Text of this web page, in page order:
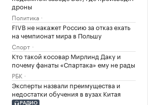
дроны
Политика
FIVB не накажет Россию за отказ ехать
на чемпионат мира в Польшу
Спорт
Кто такой косовар Мирлинд Даку и
почему фанаты «Спартака» ему не рады
РБК
Эксперты назвали преимущества и
недостатки обучения в вузах Китая
РАДИО